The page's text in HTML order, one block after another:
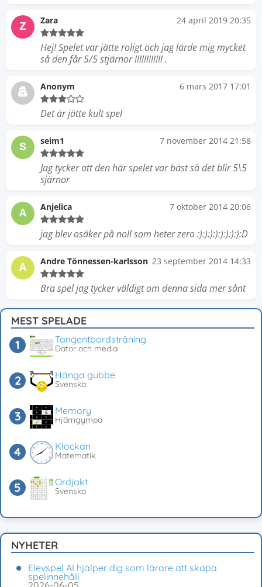
Z Zara 24 april 2019 20:35
Hej! Spelet var jätte roligt och jag lärde mig mycket
så den får 5/5 stjärnor !!!!!!!!!!!! .
Anonym 6 mars 2017 17:01
Det är jätte kult spel
S seim1 7 november 2014 21:58
Jag tycker att den här spelet var bäst så det blir 5\5
sjärnor
A Anjelica 7 oktober 2014 20:06
jag blev osäker på noll som heter zero :):):):):):):):):D
A Andre Tönnessen-karlsson 23 september 2014 14:33
Bra spel jag tycker väldigt om denna sida mer sånt
MEST SPELADE
Tangentbordsträning
Dator och media
Hänga gubbe
Svenska
Memory
Hjärngympa
Klockan
Matematik
Ordjakt
Svenska
NYHETER
Elevspel AI hjälper dig som lärare att skapa
spelinnehåll